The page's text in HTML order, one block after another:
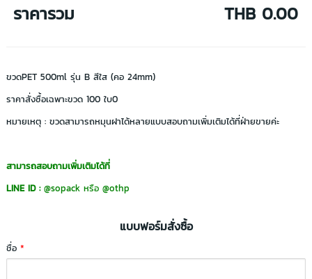
ราคารวม THB 0.00
ขวดPET 500ml รุ่น B สีใส (คอ 24mm)
ราคาสั่งซื้อเฉพาะขวด 100 ใบ0
หมายเหตุ : ขวดสามารถหมุนฝาได้หลายแบบสอบถามเพิ่มเติมได้ที่ฝ่ายขายค่ะ
สามารถสอบถามเพิ่มเติมได้ที่
LINE ID : @sopack หรือ@othp
แบบฟอร์มสั่งซื้อ
ชื่อ*